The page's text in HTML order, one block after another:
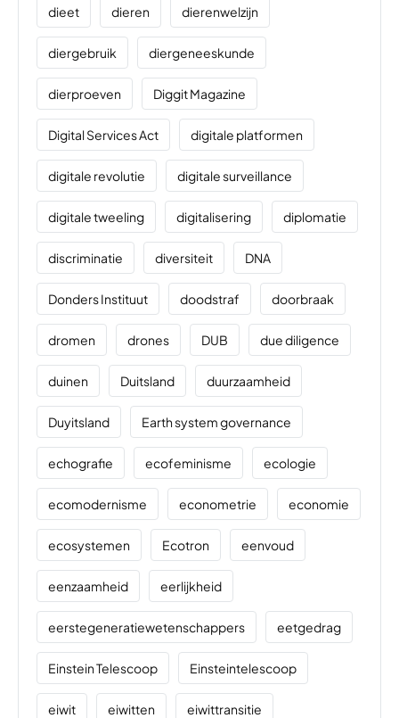
dieet dieren dierenwelzijn
diergebruik diergeneeskunde
dierproeven Diggit Magazine
Digital Services Act digitale platformen
digitale revolutie digitale surveillance
digitale tweeling digitalisering diplomatie
discriminatie diversiteit DNA
Donders Instituut doodstraf doorbraak
dromen drones DUB due diligence
duinen Duitsland duurzaamheid
Duyitsland Earth system governance
echografie ecofeminisme ecologie
ecomodernisme econometrie economie
ecosystemen Ecotron eenvoud
eenzaamheid eerlijkheid
eerstegeneratiewetenschappers eetgedrag
Einstein Telescoop Einsteintelescoop
eiwit eiwitten eiwittransitie